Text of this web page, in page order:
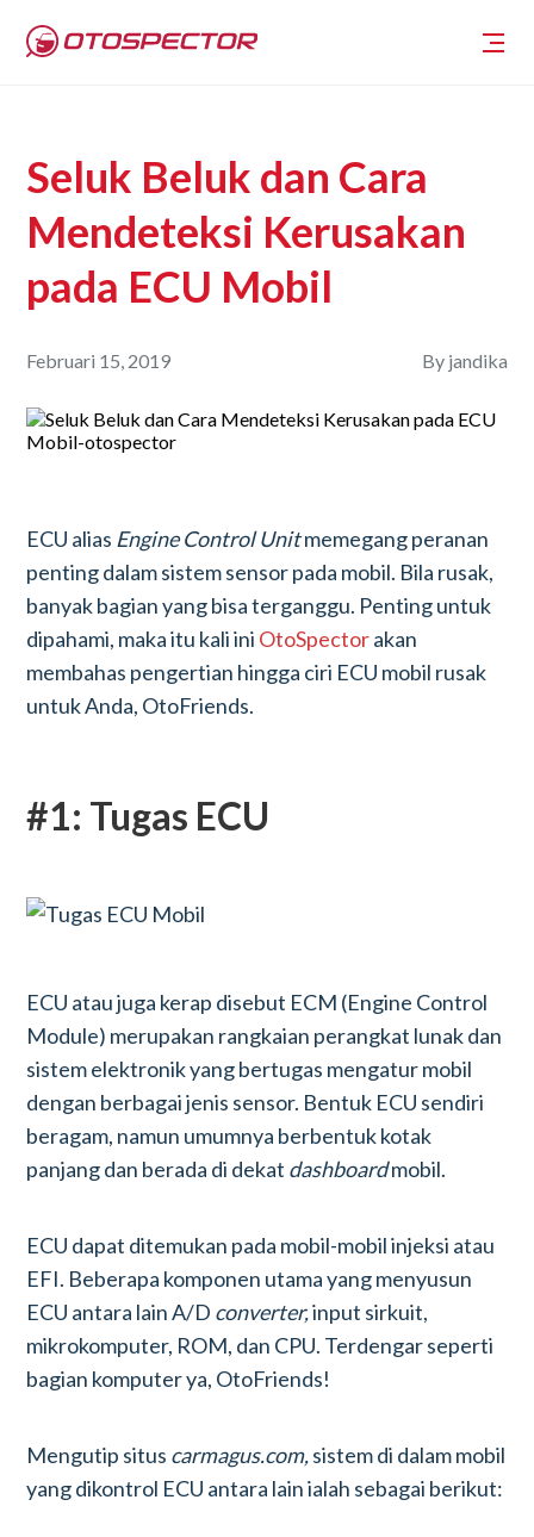
Seluk Beluk dan Cara
Mendeteksi Kerusakan
pada ECU Mobil
Februari 15, 2019 By jandika
ECU alias Engine Control Unitmemegang peranan
penting dalam sistem sensor pada mobil. Bila rusak,
banyak bagian yang bisa terganggu. Penting untuk
dipahami, maka itu kali ini OtoSpectorakan
membahas pengertian hingga ciri ECU mobil rusak
untuk Anda, OtoFriends.
#1: Tugas ECU
ECU atau juga kerap disebut ECM (Engine Control
Module) merupakan rangkaian perangkat lunak dan
sistem elektronik yang bertugas mengatur mobil
dengan berbagai jenis sensor. Bentuk ECU sendiri
beragam, namun umumnya berbentuk kotak
panjang dan berada di dekat dashboardmobil.
ECU dapat ditemukan pada mobil-mobil injeksi atau
EFI. Beberapa komponen utama yang menyusun
ECU antara lain A/D converter,input sirkuit,
mikrokomputer, ROM, dan CPU. Terdengar seperti
bagian komputer ya, OtoFriends!
Mengutip situs carmagus.com,sistem di dalam mobil
yang dikontrol ECU antara lain ialah sebagai berikut: